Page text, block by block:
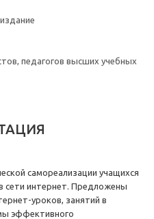
педагогов высших учебных
самореализации учащихся
сети интернет. Предложены
уроков, занятий в
эффективного